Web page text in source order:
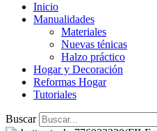
Inicio
Manualidades
Materiales
Nuevas ténicas
Halzo práctico
Hogar y Decoración
Reformas Hogar
Tutoriales
Buscar